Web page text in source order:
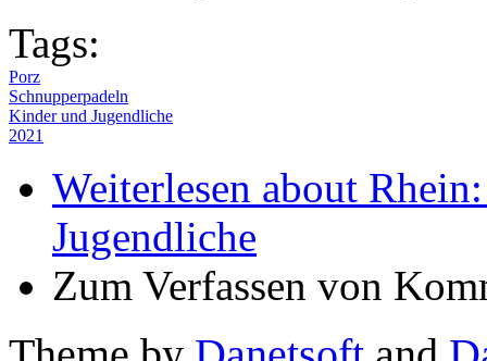
Tags:
Porz
Schnupperpadeln
Kinder und Jugendliche
2021
Weiterlesen about
Jugendliche
Zum Verfassen von